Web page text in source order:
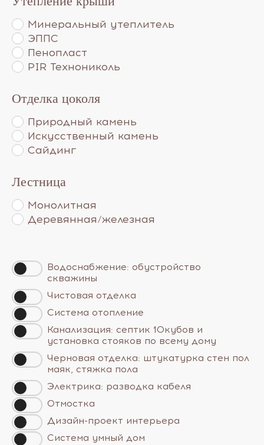
Минеральный утеплитель
ЭППС
Пенопласт
PIR Технониколь
Отделка цоколя
Природный камень
Искусственный камень
Сайдинг
Лестница
Монолитная
Деревянная/железная
Водоснабжение: обустройство
скважины
Чистовая отделка
Система отопление
Канализация: септик 10кубов и
установка стояков по всему дому
Черновая отделка: штукатурка стен пол
маяк, стяжка пола
Электрика: разводка кабеля
Отмостка
Дизайн-проект интерьера
Система умный дом